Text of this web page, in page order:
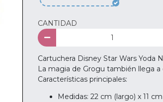
CANTIDAD
Cartuchera Disney Star Wars Yoda
La magia de Grogu también llega
Características principales:
Medidas: 22 cm (largo) x 11